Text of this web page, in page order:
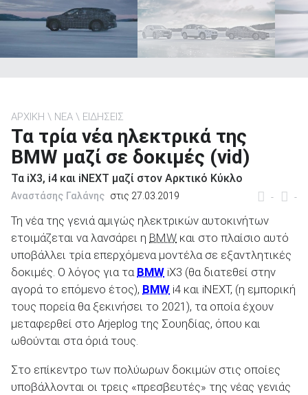
Καινούρια
ΑΝΑΖΗΤΗΣΗ
Μεταχειρισμένα
ΑΝΑΖΗΤΗΣΗ
Επιχειρήσεις
ΑΡΧΙΚΗ ΝΕΑ ΕΙΔΗΣΕΙΣ
Τα τρία νέα ηλεκτρικά της
BMW μαζί σε δοκιμές (vid)
Τα iX3, i4 και iNEXT μαζί στον Αρκτικό Κύκλο
- -
Αναστάσης Γαλάνης στις 27.03.2019
Τη νέα της γενιά αμιγώς ηλεκτρικών αυτοκινήτων
ετοιμάζεται να λανσάρει η BMW και στο πλαίσιο αυτό
υποβάλλει τρία επερχόμενα μοντέλα σε εξαντλητικές
δοκιμές. Ο λόγος για τα BMW iX3 (θα διατεθεί στην
αγορά το επόμενο έτος), BMW i4 και iΝΕΧΤ, (η εμπορική
τους πορεία θα ξεκινήσει το 2021), τα οποία έχουν
μεταφερθεί στο Arjeplog της Σουηδίας, όπου και
ωθούνται στα όριά τους.
Στο επίκεντρο των πολύωρων δοκιμών στις οποίες
υποβάλλονται οι τρεις «πρεσβευτές» της νέας γενιάς